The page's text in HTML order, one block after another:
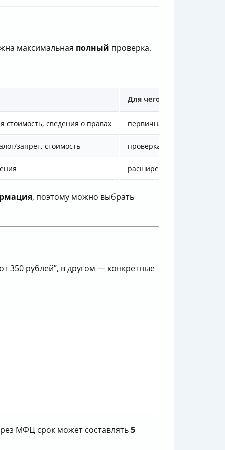
максимальная полный проверка.
Для чего подходит
стоимость, сведения о правах первичная проверка,
запрет, стоимость проверка “кто и когда
расширенная проверка
, поэтому можно выбрать
350 рублей”, в другом — конкретные
МФЦ срок может составлять5